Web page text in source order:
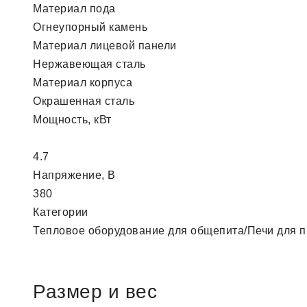
Материал пода
Огнеупорный камень
Материал лицевой панели
Нержавеющая сталь
Материал корпуса
Окрашенная сталь
Мощность, кВт
4.7
Напряжение, В
380
Категории
Тепловое оборудование для общепита/Печи для
Размер и вес